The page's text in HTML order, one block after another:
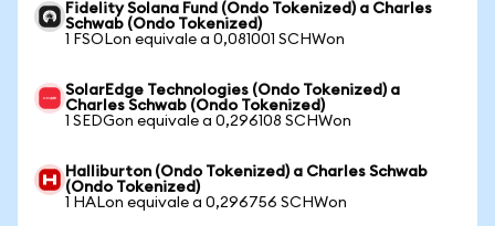
Fidelity Solana Fund (Ondo Tokenized) a Charles
Schwab (Ondo Tokenized)
1 FSOLon equivale a 0,081001 SCHWon
SolarEdge Technologies (Ondo Tokenized) a
Charles Schwab (Ondo Tokenized)
1 SEDGon equivale a 0,296108 SCHWon
Halliburton (Ondo Tokenized) a Charles Schwab
(Ondo Tokenized)
1 HALon equivale a 0,296756 SCHWon